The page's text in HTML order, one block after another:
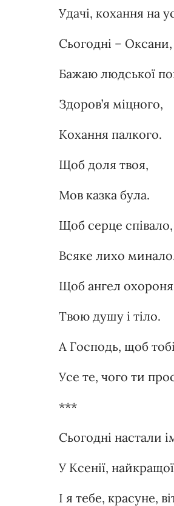
Удачі, кохання на
Сьогодні – Оксани,
Бажаю людської
Здоров’я міцного,
Кохання палкого.
Щоб доля твоя,
Мов казка була.
Щоб серце співало,
Всяке лихо
Щоб ангел
Твою душу і тіло.
А Господь, щоб
Усе те, чого ти
***
Сьогодні настали
У Ксенії,
І я тебе, красуне,